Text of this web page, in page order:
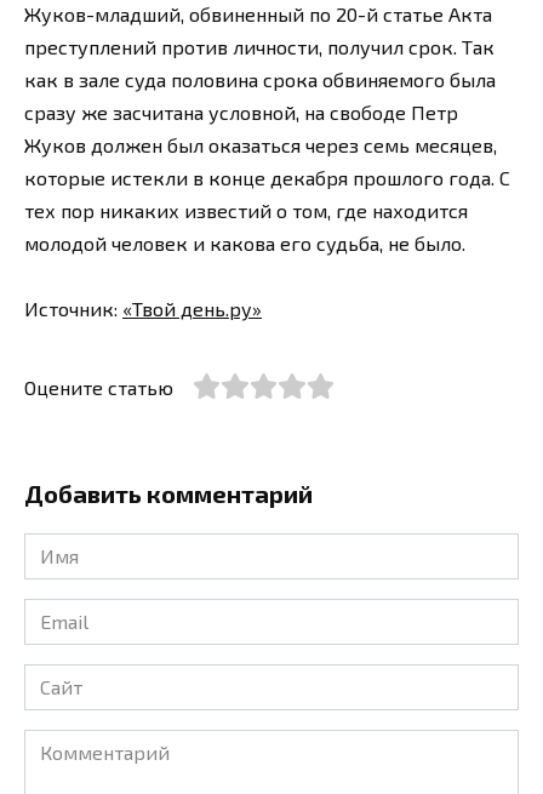
Жуков-младший, обвиненный по 20-й статье Акта
преступлений против личности, получил срок. Так
как в зале суда половина срока обвиняемого была
сразу же засчитана условной, на свободе Петр
Жуков должен был оказаться через семь месяцев,
которые истекли в конце декабря прошлого года. С
тех пор никаких известий о том, где находится
молодой человек и какова его судьба, не было.
Источник: «Твой день.ру»
Оцените статью
Добавить комментарий
Имя
*
Email
*
Сайт
Комментарий